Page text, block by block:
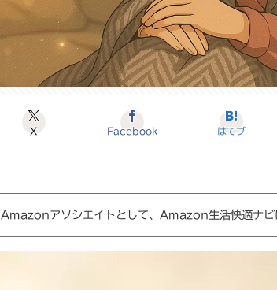
X Facebook はてブ
Amazonアソシエイトとして、Amazon生活快適ナビ